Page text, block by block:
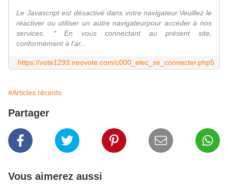
Le Javascript est désactivé dans votre navigateur.Veuillez le
réactiver ou utiliser un autre navigateurpour accéder à nos
services. * En vous connectant au présent site,
conformément à l'ar...
https://vote1293.neovote.com/c000_elec_se_connecter.php5
#Articles récents
Partager
Vous aimerez aussi